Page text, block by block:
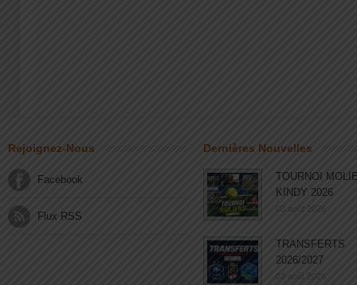
Rejoignez-Nous
Facebook
Flux RSS
Dernières Nouvelles
TOURNOI
KINDY 2026
03 août 2026
TRANSFERTS
2026/2027
03 août 2026